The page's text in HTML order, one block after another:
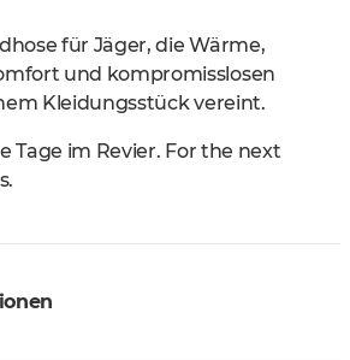
für Jäger, die Wärme,
und kompromisslosen
Kleidungsstück vereint.
Tage im Revier. For the next